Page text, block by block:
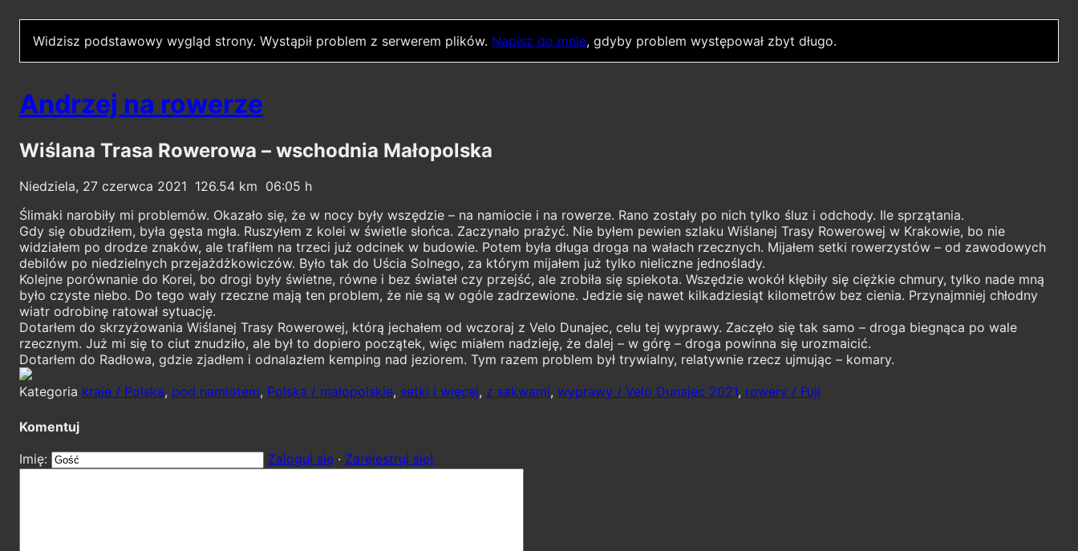
Widzisz podstawowy wygląd strony. Wystąpił problem z serwerem plików. Napisz do mnie, gdyby problem występował zbyt długo.
Andrzej na rowerze
Wiślana Trasa Rowerowa – wschodnia Małopolska
Niedziela, 27 czerwca 2021 126.54
06:05
Ślimaki narobiły mi problemów. Okazało się, że w nocy były wszędzie – na namiocie i na rowerze. Rano zostały po nich tylko śluz i odchody. Ile sprzątania.
Gdy się obudziłem, była gęsta mgła. Ruszyłem z kolei w świetle słońca. Zaczynało prażyć. Nie byłem pewien szlaku Wiślanej Trasy Rowerowej w Krakowie, bo nie
widziałem po drodze znaków, ale trafiłem na trzeci już odcinek w budowie. Potem była długa droga na wałach rzecznych. Mijałem setki rowerzystów – od zawodowych
debilów po niedzielnych przejażdżkowiczów. Było tak do Uścia Solnego, za którym mijałem już tylko nieliczne jednoślady.
Kolejne porównanie do Korei, bo drogi były świetne, równe i bez świateł czy przejść, ale zrobiła się spiekota. Wszędzie wokół kłębiły się ciężkie chmury, tylko nade mną
było czyste niebo. Do tego wały rzeczne mają ten problem, że nie są w ogóle zadrzewione. Jedzie się nawet kilkadziesiąt kilometrów bez cienia. Przynajmniej chłodny
wiatr odrobinę ratował sytuację.
Dotarłem do skrzyżowania Wiślanej Trasy Rowerowej, którą jechałem od wczoraj z Velo Dunajec, celu tej wyprawy. Zaczęło się tak samo – droga biegnąca po wale
rzecznym. Już mi się to ciut znudziło, ale był to dopiero początek, więc miałem nadzieję, że dalej – w górę – droga powinna się urozmaicić.
Dotarłem do Radłowa, gdzie zjadłem i odnalazłem kemping nad jeziorem. Tym razem problem był trywialny, relatywnie rzecz ujmując – komary.
Kategoria kraje / Polska, pod namiotem, Polska / małopolskie, setki i więcej, z sakwami, wyprawy / Velo Dunajec 2021, rowery / Fuji
Komentuj
Imię:
Zaloguj się · Zarejestruj się!